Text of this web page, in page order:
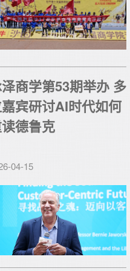
商学第53期举办 多
宾研讨AI时代如何
德鲁克
04-15